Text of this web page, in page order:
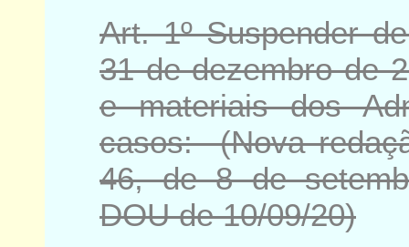
Art. 1º Suspender
31 de dezembro de
e materiais dos
casos: (Nova
46, de 8 de
DOU de 10/09/20)